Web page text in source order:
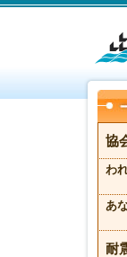
協
わ
あ
耐